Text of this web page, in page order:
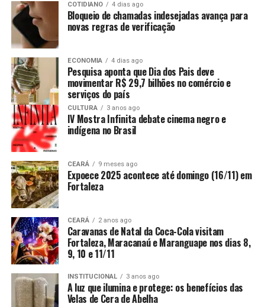
COTIDIANO 4 dias ago
Bloqueio de chamadas indesejadas avança para
novas regras de verificação
ECONOMIA 4 dias ago
Pesquisa aponta que Dia dos Pais deve
movimentar R$ 29,7 bilhões no comércio e
serviços do país
CULTURA 3 anos ago
IV Mostra Infinita debate cinema negro e
indígena no Brasil
CEARÁ 9 meses ago
Expoece 2025 acontece até domingo (16/11) em
Fortaleza
CEARÁ 2 anos ago
Caravanas de Natal da Coca-Cola visitam
Fortaleza, Maracanaú e Maranguape nos dias 8,
9, 10 e 11/11
INSTITUCIONAL 3 anos ago
A luz que ilumina e protege: os benefícios das
Velas de Cera de Abelha